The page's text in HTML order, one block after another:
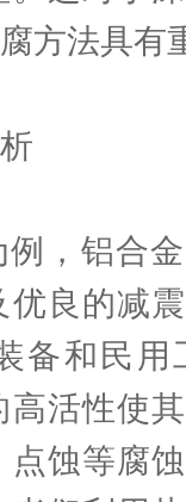
方法具有
铝合金
良的减
备和民用
高活性使
蚀等腐